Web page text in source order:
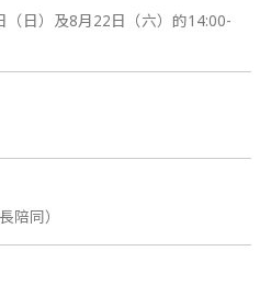
日）及8月22日（六）的14:00-
陪同）